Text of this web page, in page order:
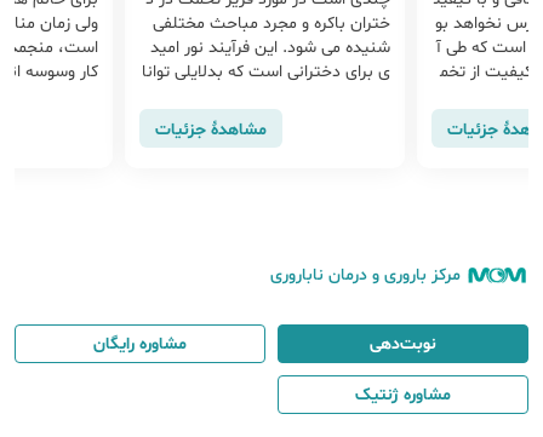
نخواهد بو
است که طی آ
کیفیت از تخم
به صورت فریز شده نگه‎داری می‌‎‌شوند
جزئیات
ختران باکره و مجرد مباحث مختلفی
شنیده می شود. این فرآیند نور امید
ی برای دخترانی است که بدلایلی توانا
امید مادر شدن را در آینده برایشان م
مشاهدهٔ جزئیات
ولی زمان
است، منجمد
کار وسوسه
مرکز باروری و درمان ناباروری
نوبت‌دهی مشاوره رایگان
مشاوره ژنتیک